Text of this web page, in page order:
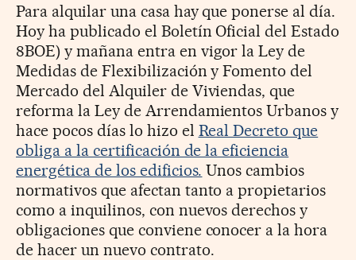
Para alquilar una casa hay que ponerse al día.
Hoy ha publicado el Boletín Oficial del Estado
8BOE) y mañana entra en vigor la Ley de
Medidas de Flexibilización y Fomento del
Mercado del Alquiler de Viviendas, que
reforma la Ley de Arrendamientos Urbanos y
hace pocos días lo hizo el Real Decreto que
obliga a la certificación de la eficiencia
energética de los edificios. Unos cambios
normativos que afectan tanto a propietarios
como a inquilinos, con nuevos derechos y
obligaciones que conviene conocer a la hora
de hacer un nuevo contrato.